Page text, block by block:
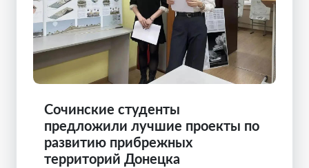
Сочинские студенты
предложили лучшие проекты по
развитию прибрежных
территорий Донецка